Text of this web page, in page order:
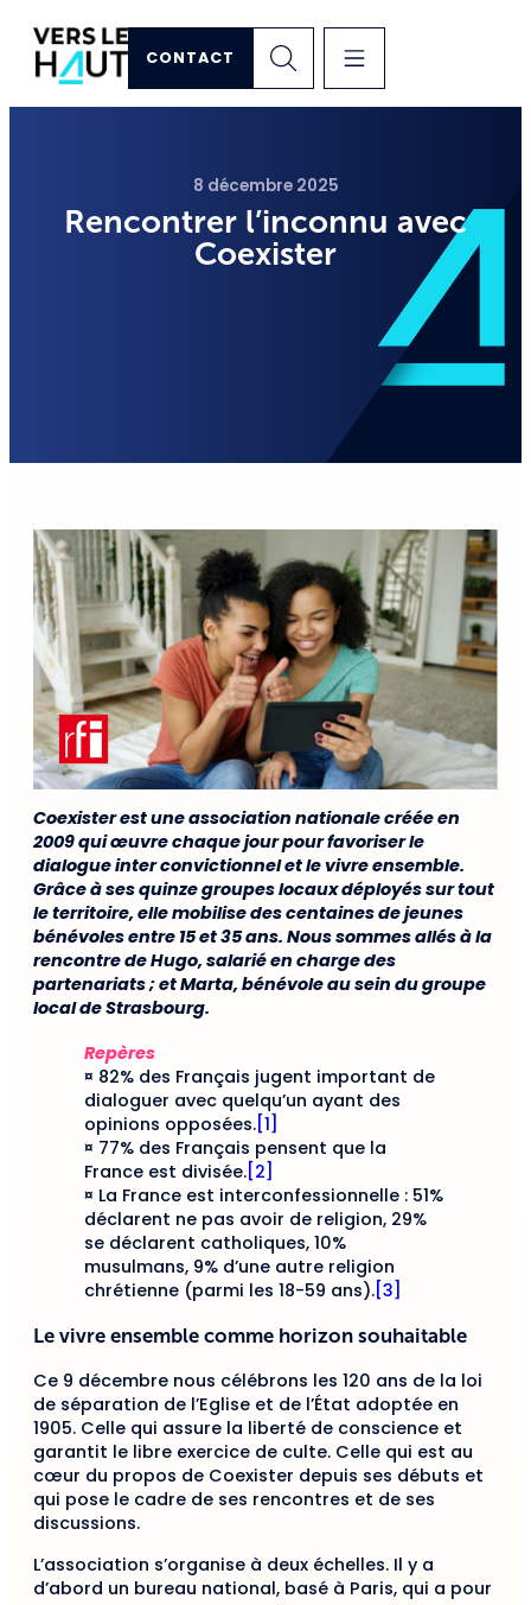
CONTACT
8 décembre 2025
Rencontrer l’inconnu avec
Coexister
Coexister est une association nationale créée en
2009 qui œuvre chaque jour pour favoriser le
dialogue inter convictionnel et le vivre ensemble.
Grâce à ses quinze groupes locaux déployés sur tout
le territoire, elle mobilise des centaines de jeunes
bénévoles entre 15 et 35 ans. Nous sommes allés à la
rencontre de Hugo, salarié en charge des
partenariats ; et Marta, bénévole au sein du groupe
local de Strasbourg.
Repères
¤ 82% des Français jugent important de
dialoguer avec quelqu’un ayant des
opinions opposées.[1]
¤ 77% des Français pensent que la
France est divisée.[2]
¤ La France est interconfessionnelle : 51%
déclarent ne pas avoir de religion, 29%
se déclarent catholiques, 10%
musulmans, 9% d’une autre religion
chrétienne (parmi les 18-59 ans).[3]
Le vivre ensemble comme horizon souhaitable
Ce 9 décembre nous célébrons les 120 ans de la loi
de séparation de l’Eglise et de l’État adoptée en
1905. Celle qui assure la liberté de conscience et
garantit le libre exercice de culte. Celle qui est au
cœur du propos de Coexister depuis ses débuts et
qui pose le cadre de ses rencontres et de ses
discussions.
L’association s’organise à deux échelles. Il y a
d’abord un bureau national, basé à Paris, qui a pour